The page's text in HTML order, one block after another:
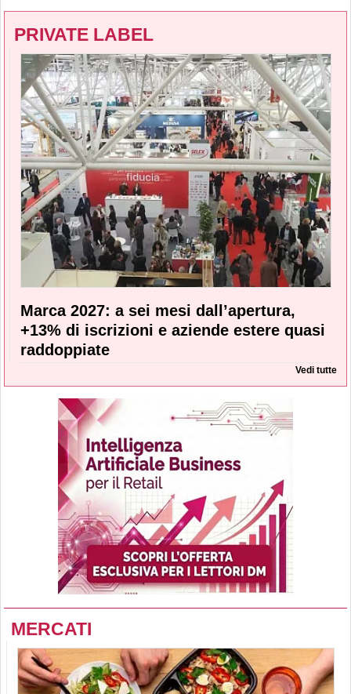
PRIVATE LABEL
Marca 2027: a sei mesi dall’apertura,
+13% di iscrizioni e aziende estere quasi
raddoppiate
Vedi tutte
MERCATI